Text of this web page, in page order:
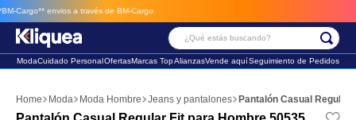
envios a través de BM-Cargo
¿Qué estás buscando?
ModaCuidado PersonalOfertasMarcas TopAlianzasVende aquíSeguimiento de Pedidos
Moda Moda Hombre Jeans y pantalones Pantalón Casual Regular